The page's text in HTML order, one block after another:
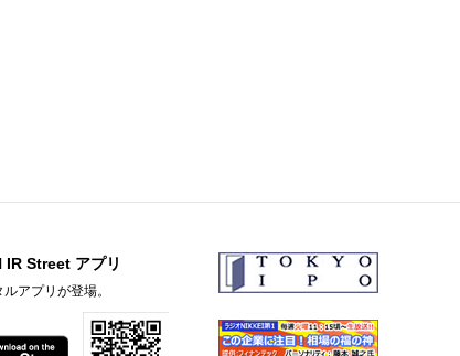
IR Street アプリ
ルアプリが登場。